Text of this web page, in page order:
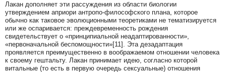
Лакан дополняет эти рассуждения из области биологии
утверждением априори антропо‑философского плана, которое
обычно как таковое эволюционными теоретиками не тематизируется
или же оспаривается: преждевременность рождения
свидетельствует о «принципиальной неадаптированности»,
«первоначальной беспомощности»[11]. Эта дезадаптация
проявляется преимущественно в воображаемом отношении человека
к своему гештальту. Лакан принимает идею, согласно которой
витальные (то есть в первую очередь сексуальные) отношения